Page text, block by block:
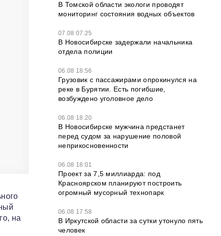
на
В Томской области экологи проводят
мониторинг состояния водных объектов
07.08 07:25
В Новосибирске задержали начальника
отдела полиции
06.08 18:56
Грузовик с пассажирами опрокинулся на
реке в Бурятии. Есть погибшие,
возбуждено уголовное дело
06.08 18:20
В Новосибирске мужчина предстанет
перед судом за нарушение половой
неприкосновенности
06.08 18:01
Проект за 7,5 миллиарда: под
Красноярском планируют построить
огромный мусорный технопарк
06.08 17:58
В Иркутской области за сутки утонуло пять
человек